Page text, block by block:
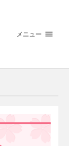
メニュー